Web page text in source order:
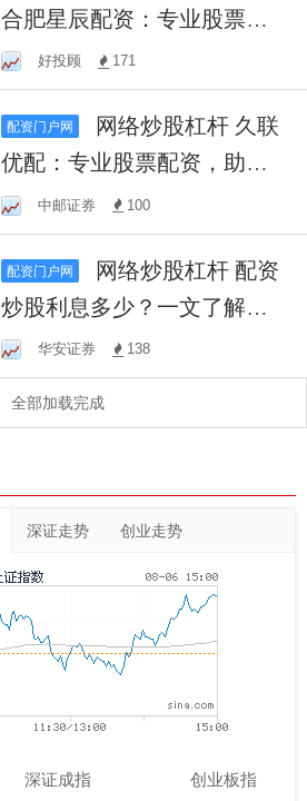
合肥星辰配资：专业股票配
资服务，助力投资者实现财
富梦想
好投顾 171
配资门户网
优配：专业股票配资，助您
财富升级
中邮证券 100
配资门户网
炒股利息多少？一文了解费
用详情！
华安证券 138
全部加载完成
深证走势 创业走势
深证成指 创业板指